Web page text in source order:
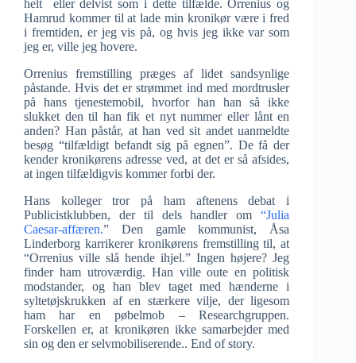
helt eller delvist som i dette tilfælde. Orrenius og
Hamrud kommer til at lade min kronikør være i fred
i fremtiden, er jeg vis på, og hvis jeg ikke var som
jeg er, ville jeg hovere.
Orrenius fremstilling præges af lidet sandsynlige
påstande. Hvis det er strømmet ind med mordtrusler
på hans tjenestemobil, hvorfor han han så ikke
slukket den til han fik et nyt nummer eller lånt en
anden? Han påstår, at han ved sit andet uanmeldte
besøg “tilfældigt befandt sig på egnen”. De få der
kender kronikørens adresse ved, at det er så afsides,
at ingen tilfældigvis kommer forbi der.
Hans kolleger tror på ham aftenens debat i
Publicistklubben, der til dels handler om“Julia
Caesar-affæren.” Den gamle kommunist, Åsa
Linderborg karrikerer kronikørens fremstilling til, at
“Orrenius ville slå hende ihjel.” Ingen højere? Jeg
finder ham utroværdig. Han ville oute en politisk
modstander, og han blev taget med hænderne i
syltetøjskrukken af en stærkere vilje, der ligesom
ham har en pøbelmob – Researchgruppen.
Forskellen er, at kronikøren ikke samarbejder med
sin og den er selvmobiliserende.. End of story.